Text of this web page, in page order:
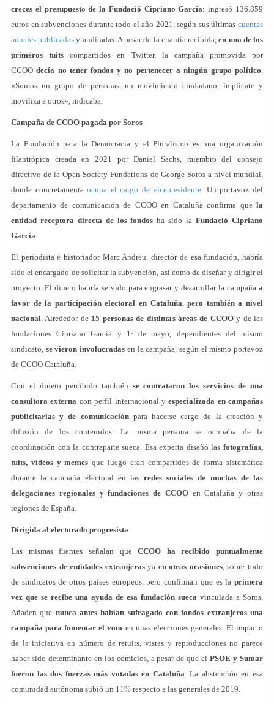
creces el presupuesto de la Fundació Cipriano García: ingresó 136.859
euros en subvenciones durante todo el año 2021, según sus últimas cuentas
anuales publicadasy auditadas. A pesar de la cuantía recibida,en uno de los
primeros tuits compartidos en Twitter, la campaña promovida por
CCOOdecía no tener fondos y no pertenecer a ningún grupo político.
«Somos un grupo de personas, un movimiento ciudadano, implícate y
moviliza a otros», indicaba.
Campaña de CCOO pagada por Soros
La Fundación para la Democracia y el Pluralismo es una organización
filantrópica creada en 2021 por Daniel Sachs, miembro del consejo
directivo de la Open Society Fundations de George Soros a nivel mundial,
donde concretamenteocupa el cargo de vicepresidente. Un portavoz del
departamento de comunicación de CCOO en Cataluña confirma quela
entidad receptora directa de los fondos ha sido laFundació Cipriano
García.
El periodista e historiador Marc Andreu, director de esa fundación, habría
sido el encargado de solicitar la subvención, así como de diseñar y dirigir el
proyecto. El dinero habría servido para engrasar y desarrollar la campaña a
favor de la participación electoral en Cataluña,pero también a nivel
nacional. Alrededor de 15 personas de distintas áreas de CCOOy de las
fundaciones Cipriano García y 1º de mayo, dependientes del mismo
sindicato, se vieron involucradas en la campaña, según el mismo portavoz
de CCOO Cataluña.
Con el dinero percibido también se contrataron los servicios de una
consultora externa con perfil internacional yespecializada en campañas
publicitarias y de comunicaciónpara hacerse cargo de la creación y
difusión de los contenidos. La misma persona se ocupaba de la
coordinación con la contraparte sueca. Esa experta diseñó las fotografías,
tuits, vídeos y memes que luego eran compartidos de forma sistemática
durante la campaña electoral en lasredes sociales de muchas de las
delegaciones regionales y fundaciones de CCOOen Cataluña y otras
regiones de España.
Dirigida al electorado progresista
Las mismas fuentes señalan queCCOO ha recibido puntualmente
subvenciones de entidades extranjerasya en otras ocasiones, sobre todo
de sindicatos de otros países europeos, pero confirman que es la primera
vez que se recibe una ayuda de esa fundación sueca vinculada a Soros.
Añaden que nunca antes habían sufragado con fondos extranjeros una
campaña para fomentar el voto en unas elecciones generales. El impacto
de la iniciativa en número de retuits, vistas y reproducciones no parece
haber sido determinante en los comicios, a pesar de que elPSOE y Sumar
fueron las dos fuerzas más votadas en Cataluña. La abstención en esa
comunidad autónoma subió un 11% respecto a las generales de 2019.